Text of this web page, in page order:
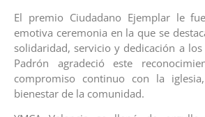
El premio Ciudadano Ejemplar le
emotiva ceremonia en la que se
solidaridad, servicio y dedicación a los
Padrón agradeció este
compromiso continuo con la
bienestar de la comunidad.